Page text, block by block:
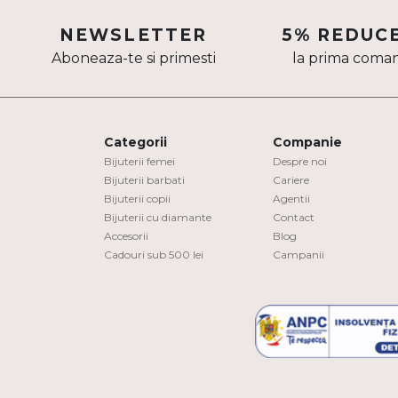
CARATAJ
14K
NEWSLETTER
Aboneaza-te si primesti
5%
la prima
Categorii
Bijuterii femei
Bijuterii barbati
Bijuterii copii
Bijuterii cu diamante
Accesorii
Cadouri sub 500 lei
Companie
Despre noi
Cariere
Agentii
Contact
Blog
Campanii